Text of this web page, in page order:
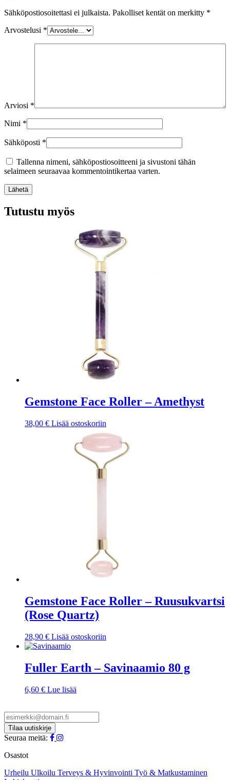
Sähköpostiosoitettasi ei julkaista. Pakolliset kentät on merkitty *
Arvostelusi *
Arviosi *
Nimi *
Sähköposti *
Tallenna nimeni, sähköpostiosoitteeni ja sivustoni tähän
selaimeen seuraavaa kommentointikertaa varten.
Lähetä
Tutustu myös
Gemstone Face Roller – Amethyst
38,00 € Lisää ostoskoriin
Gemstone Face Roller – Ruusukvartsi
(Rose Quartz)
28,90 € Lisää ostoskoriin
Fuller Earth – Savinaamio 80 g
6,60 € Lue lisää
Seuraa meitä:
Osastot
Urheilu Ulkoilu Terveys & Hyvinvointi Työ & Matkustaminen